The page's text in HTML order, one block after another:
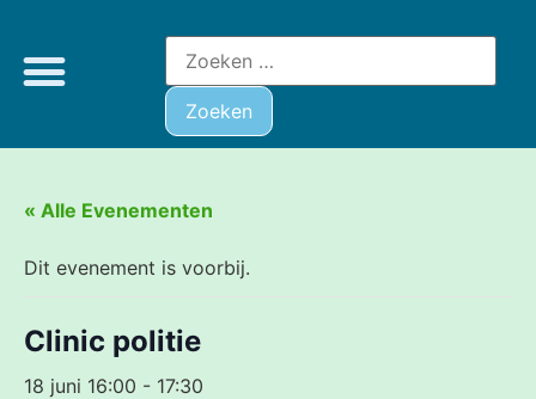
« Alle Evenementen
Dit evenement is voorbij.
Clinic politie
18 juni 16:00 - 17:30